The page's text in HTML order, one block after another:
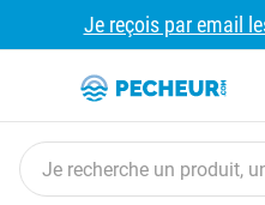
Je reçois par email